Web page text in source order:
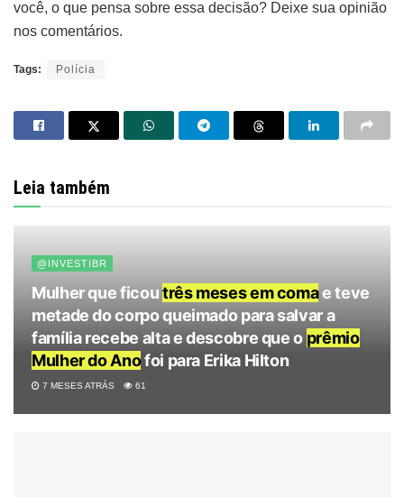
você, o que pensa sobre essa decisão? Deixe sua opinião
nos comentários.
Tags: Polícia
Leia também
@INVESTIBR
Mulher que ficoutrês meses em comae teve
metade do corpo queimado para salvar a
família recebe alta e descobre que o prêmio
Mulher do Anofoi para Erika Hilton
7 MESES ATRÁS 61